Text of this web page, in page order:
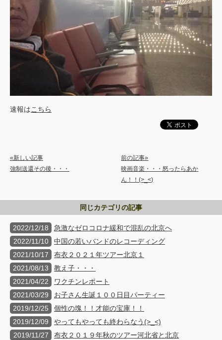
速報はこちら
«新しい記事
強制送還その後・・・
前の記事»
映画音楽・・・怒ったらあか
ん！！(>_<)
同じカテゴリの記事
2022/12/18
急激なゼロコロナ緩和で混乱の北京へ
2022/11/10
中国の若いバンドのレコーディング
2021/10/17
布衣２０２１年ツアー北京１
2021/08/13
教え子・・・
2021/04/22
ワクチンレポート
2021/03/29
お子さん生誕１００日目パーティー
2019/12/25
個性の塊！！才能の宝庫！！
2019/12/09
やってもやっても終わらなう(>_<)
2019/11/27
布衣２０１９年秋のツアー河北省と北京